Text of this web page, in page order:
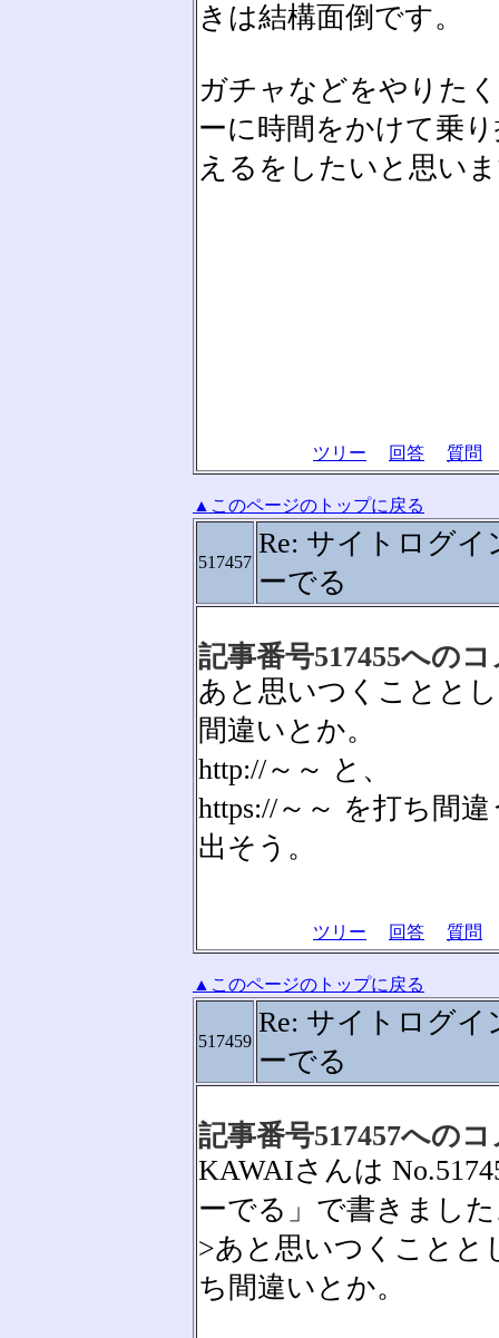
きは結構面倒です。
ガチャなどをやりた
ーに時間をかけて乗
えるをしたいと思い
ツリー 回答 質問
▲このページのトップに戻る
517457
Re: サイトログイ
ーでる
記事番号517455への
あと思いつくことと
間違いとか。
http://～～ と、
https://～～ を打ち間
出そう。
ツリー 回答 質問
▲このページのトップに戻る
517459
Re: サイトログイ
ーでる
記事番号517457への
KAWAIさんは
ーでる」で書きまし
>あと思いつくことと
ち間違いとか。